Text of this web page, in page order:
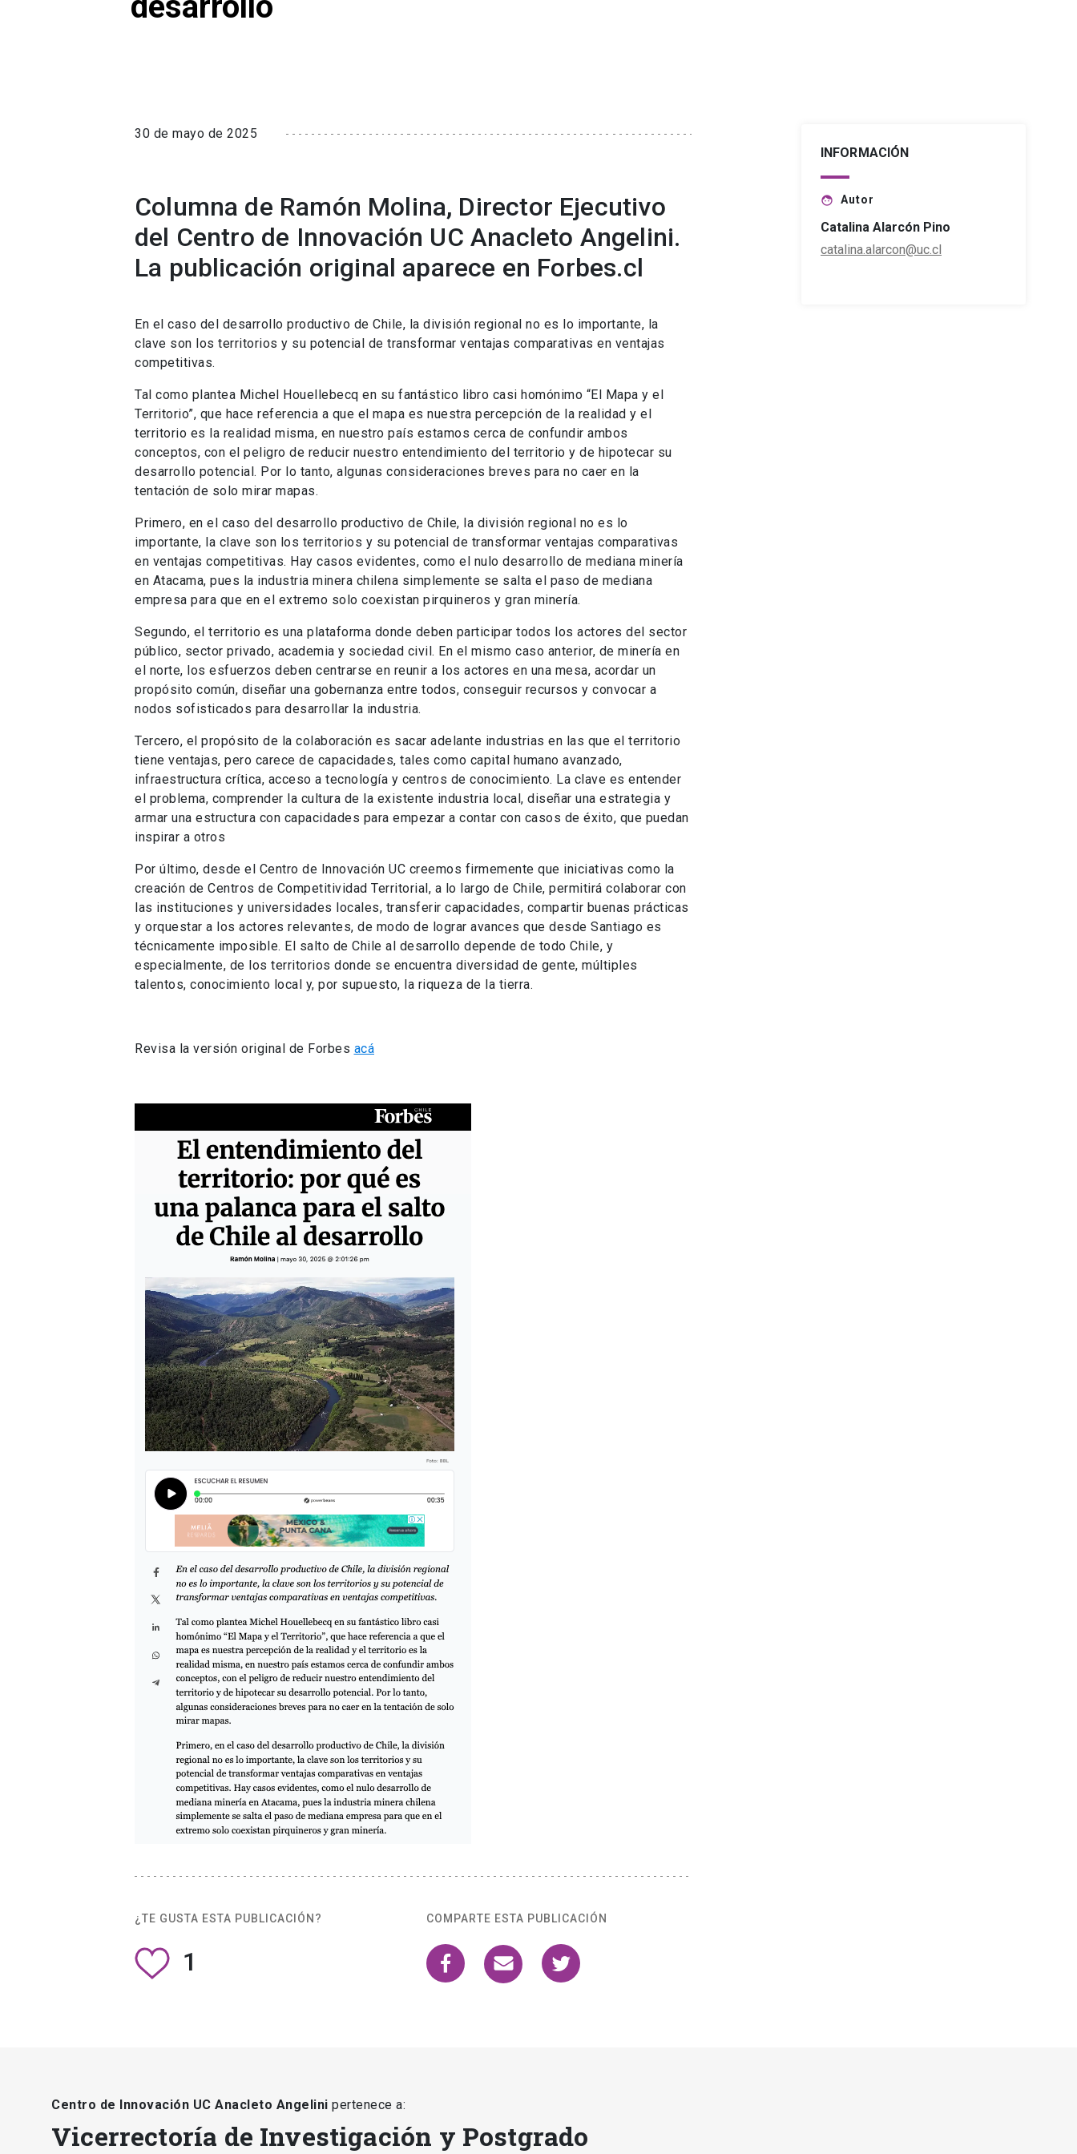
30 de mayo de 2025
Columna de Ramón Molina, Director Ejecutivo
del Centro de Innovación UC Anacleto Angelini.
La publicación original aparece en Forbes.cl
En el caso del desarrollo productivo de Chile, la división regional no es lo importante, la
clave son los territorios y su potencial de transformar ventajas comparativas en ventajas
competitivas.
Tal como plantea Michel Houellebecq en su fantástico libro casi homónimo “El Mapa y el
Territorio”, que hace referencia a que el mapa es nuestra percepción de la realidad y el
territorio es la realidad misma, en nuestro país estamos cerca de confundir ambos
conceptos, con el peligro de reducir nuestro entendimiento del territorio y de hipotecar su
desarrollo potencial. Por lo tanto, algunas consideraciones breves para no caer en la
tentación de solo mirar mapas.
Primero, en el caso del desarrollo productivo de Chile, la división regional no es lo
importante, la clave son los territorios y su potencial de transformar ventajas comparativas
en ventajas competitivas. Hay casos evidentes, como el nulo desarrollo de mediana minería
en Atacama, pues la industria minera chilena simplemente se salta el paso de mediana
empresa para que en el extremo solo coexistan pirquineros y gran minería.
Segundo, el territorio es una plataforma donde deben participar todos los actores del sector
público, sector privado, academia y sociedad civil. En el mismo caso anterior, de minería en
el norte, los esfuerzos deben centrarse en reunir a los actores en una mesa, acordar un
propósito común, diseñar una gobernanza entre todos, conseguir recursos y convocar a
nodos sofisticados para desarrollar la industria.
Tercero, el propósito de la colaboración es sacar adelante industrias en las que el territorio
tiene ventajas, pero carece de capacidades, tales como capital humano avanzado,
infraestructura crítica, acceso a tecnología y centros de conocimiento. La clave es entender
el problema, comprender la cultura de la existente industria local, diseñar una estrategia y
armar una estructura con capacidades para empezar a contar con casos de éxito, que puedan
inspirar a otros
Por último, desde el Centro de Innovación UC creemos firmemente que iniciativas como la
creación de Centros de Competitividad Territorial, a lo largo de Chile, permitirá colaborar con
las instituciones y universidades locales, transferir capacidades, compartir buenas prácticas
y orquestar a los actores relevantes, de modo de lograr avances que desde Santiago es
técnicamente imposible. El salto de Chile al desarrollo depende de todo Chile, y
especialmente, de los territorios donde se encuentra diversidad de gente, múltiples
talentos, conocimiento local y, por supuesto, la riqueza de la tierra.
Revisa la versión original de Forbes acá
¿TE GUSTA ESTA PUBLICACIÓN?
1
COMPARTE ESTA PUBLICACIÓN
INFORMACIÓN
face Autor
Catalina Alarcón Pino
catalina.alarcon@uc.cl
Centro de Innovación UC Anacleto Angelini pertenece a:
Vicerrectoría de Investigación y Postgrado